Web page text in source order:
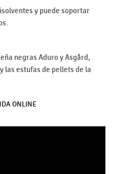
y puede soportar
negras Aduro y Asgård,
las estufas de pellets de la
ONLINE